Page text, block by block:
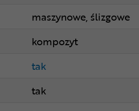
maszynowe, ślizgowe
kompozyt
tak
tak